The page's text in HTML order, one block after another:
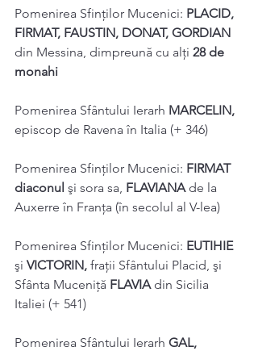
Pomenirea Sfinților Mucenici: PLACID,
FIRMAT, FAUSTIN, DONAT, GORDIAN
din Messina, dimpreună cu alți 28 de
monahi
Pomenirea Sfântului Ierarh MARCELIN,
episcop de Ravena în Italia (+ 346)
Pomenirea Sfinților Mucenici: FIRMAT
diaconul şi sora sa, FLAVIANA de la
Auxerre în Franţa (în secolul al V-lea)
Pomenirea Sfinților Mucenici: EUTIHIE
şi VICTORIN, fraţii Sfântului Placid, şi
Sfânta Muceniță FLAVIA din Sicilia
Italiei (+ 541)
Pomenirea Sfântului Ierarh GAL,